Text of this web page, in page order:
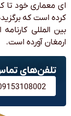
ای معماری خود تا
کرده است که
بین المللی
ارمغان آورده است.
تلفن‌های